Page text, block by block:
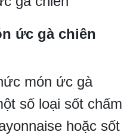
ức gà chiên
món ức gà
số loại sốt chấm
hoặc sốt